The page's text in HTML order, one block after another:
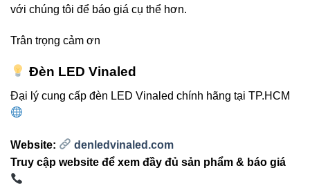
V10DLA-
18W
30
30W
38°
phòng, nhà ở
với chúng tôi để báo giá cụ thể hơn.
Trân trọng cảm ơn
Đèn LED Vinaled
Đại lý cung cấp đèn LED Vinaled chính hãng tại TP.HCM
Website:
denledvinaled.com
Truy cập website để xem đầy đủ sản phẩm & báo giá